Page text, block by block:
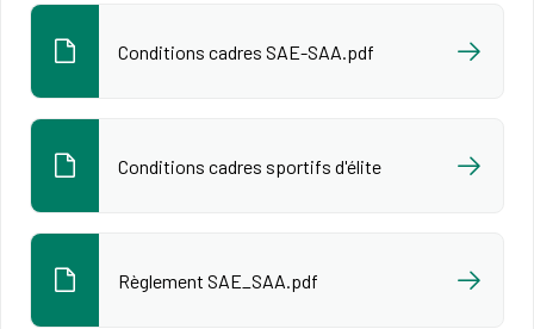
Conditions cadres SAE-SAA.pdf
Conditions cadres sportifs d'élite
Règlement SAE_SAA.pdf